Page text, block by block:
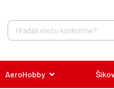
AeroHobby